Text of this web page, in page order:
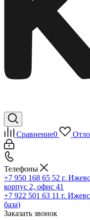
Сравнение0
Телефоны
+7 950 168 65 52 г.
корпус 2, офис 41
+7 922 501 63 11 г.
база)
Заказать звонок